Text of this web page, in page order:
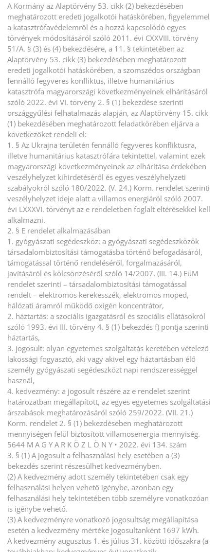
A Kormány az Alaptörvény 53. cikk (2) bekezdésében
meghatározott eredeti jogalkotói hatáskörében, figyelemmel
a katasztrófavédelemről és a hozzá kapcsolódó egyes
törvények módosításáról szóló 2011. évi CXXVIII. törvény
51/A. § (3) és (4) bekezdésére, a 11. § tekintetében az
Alaptörvény 53. cikk (3) bekezdésében meghatározott
eredeti jogalkotói hatáskörében, a szomszédos országban
fennálló fegyveres konfliktus, illetve humanitárius
katasztrófa magyarországi következményeinek elhárításáról
szóló 2022. évi VI. törvény 2. § (1) bekezdése szerinti
országgyűlési felhatalmazás alapján, az Alaptörvény 15. cikk
(1) bekezdésében meghatározott feladatkörében eljárva a
következőket rendeli el:
1. § Az Ukrajna területén fennálló fegyveres konfliktusra,
illetve humanitárius katasztrófára tekintettel, valamint ezek
magyarországi következményeinek az elhárítása érdekében
veszélyhelyzet kihirdetéséről és egyes veszélyhelyzeti
szabályokról szóló 180/2022. (V. 24.) Korm. rendelet szerinti
veszélyhelyzet ideje alatt a villamos energiáról szóló 2007.
évi LXXXVI. törvényt az e rendeletben foglalt eltérésekkel kell
alkalmazni.
2. § E rendelet alkalmazásában
1. gyógyászati segédeszköz: a gyógyászati segédeszközök
társadalombiztosítási támogatásba történő befogadásáról,
támogatással történő rendeléséről, forgalmazásáról,
javításáról és kölcsönzéséről szóló 14/2007. (III. 14.) EüM
rendelet szerinti – társadalombiztosítási támogatással
rendelt – elektromos kerekesszék, elektromos moped,
hálózati áramról működő oxigén koncentrátor,
2. háztartás: a szociális igazgatásról és szociális ellátásokról
szóló 1993. évi III. törvény 4. § (1) bekezdés f) pontja szerinti
háztartás,
3. jogosult: olyan egyetemes szolgáltatás keretében vételező
lakossági fogyasztó, aki vagy akivel egy háztartásban élő
személy gyógyászati segédeszközt napi rendszerességgel
használ,
4. kedvezmény: a jogosult részére az e rendelet szerint
határozatban megállapított, az egyes egyetemes szolgáltatási
árszabások meghatározásáról szóló 259/2022. (VII. 21.)
Korm. rendelet 2. § (1) bekezdésében meghatározott
mennyiségen felül biztosított villamosenergia-mennyiség.
5644 M A G Y A R K Ö Z L Ö N Y • 2022. évi 134. szám
3. § (1) A jogosult a felhasználási hely esetében a (3)
bekezdés szerint részesülhet kedvezményben.
(2) A kedvezmény adott személy tekintetében csak egy
felhasználási helyen vehető igénybe, azonban egy
felhasználási hely tekintetében több személyre vonatkozóan
is igénybe vehető.
(3) A kedvezményre vonatkozó jogosultság megállapítása
esetén a kedvezmény mértéke jogosultanként 1697 kWh.
A kedvezmény augusztus 1. és július 31. közötti időszakra (a